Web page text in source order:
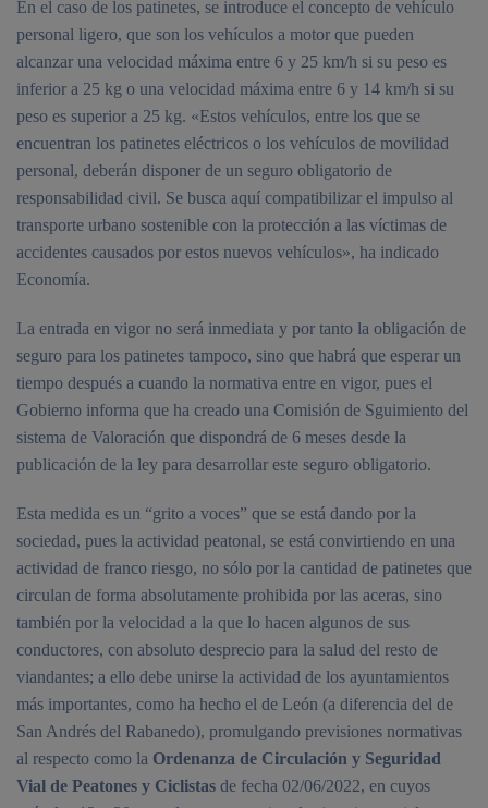
En el caso de los patinetes, se introduce el concepto de vehículo
personal ligero, que son los vehículos a motor que pueden
alcanzar una velocidad máxima entre 6 y 25 km/h si su peso es
inferior a 25 kg o una velocidad máxima entre 6 y 14 km/h si su
peso es superior a 25 kg. «Estos vehículos, entre los que se
encuentran los patinetes eléctricos o los vehículos de movilidad
personal, deberán disponer de un seguro obligatorio de
responsabilidad civil. Se busca aquí compatibilizar el impulso al
transporte urbano sostenible con la protección a las víctimas de
accidentes causados por estos nuevos vehículos», ha indicado
Economía.
La entrada en vigor no será inmediata y por tanto la obligación de
seguro para los patinetes tampoco, sino que habrá que esperar un
tiempo después a cuando la normativa entre en vigor, pues el
Gobierno informa que ha creado una Comisión de Sguimiento del
sistema de Valoración que dispondrá de 6 meses desde la
publicación de la ley para desarrollar este seguro obligatorio.
Esta medida es un “grito a voces” que se está dando por la
sociedad, pues la actividad peatonal, se está convirtiendo en una
actividad de franco riesgo, no sólo por la cantidad de patinetes que
circulan de forma absolutamente prohibida por las aceras, sino
también por la velocidad a la que lo hacen algunos de sus
conductores, con absoluto desprecio para la salud del resto de
viandantes; a ello debe unirse la actividad de los ayuntamientos
más importantes, como ha hecho el de León (a diferencia del de
San Andrés del Rabanedo), promulgando previsiones normativas
al respecto como la Ordenanza de Circulación y Seguridad
Vial de Peatones y Ciclistas de fecha 02/06/2022, en cuyos